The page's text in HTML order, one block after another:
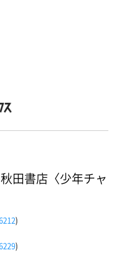
田書店〈少年チャ
)
)